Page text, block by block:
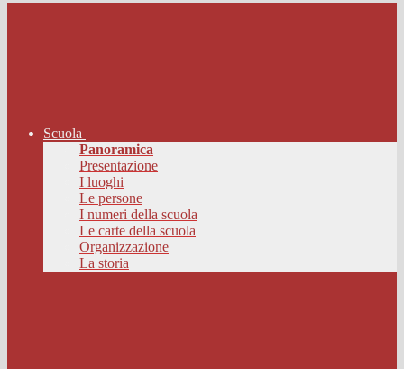
Scuola
Panoramica
Presentazione
I luoghi
Le persone
I numeri della scuola
Le carte della scuola
Organizzazione
La storia